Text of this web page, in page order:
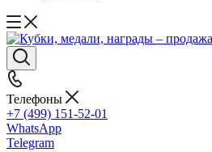
Телефоны
+7 (499) 151-52-01
WhatsApp
Telegram